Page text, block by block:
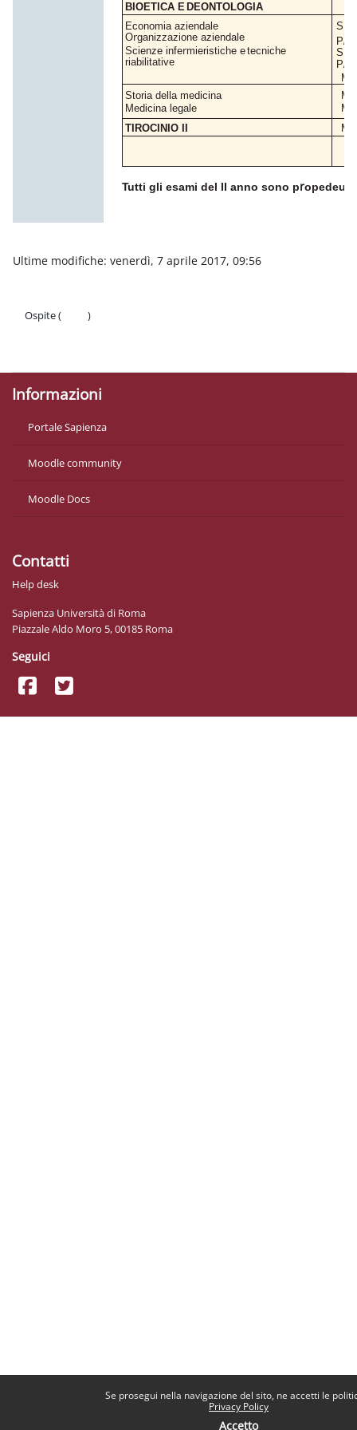
Se prosegui nella navigazione del sito, ne accetti le
Privacy Policy
Accetto
BIOETICA E DEONTOLOGIA
Economiaaziendale
Organizzazione aziendale
Scienze infermieristicheetecniche
riabilitative
P/07
P/10
Storia dellamedicina
Medicinalegale
TIROCINIO
Tutti gli esami del II anno sono pr
Ultime modifiche: venerdì, 7 aprile 2017, 09:56
Ospite (
)
Informazioni
Portale Sapienza
Moodle community
Moodle Docs
Contatti
Help desk
Sapienza Università di Roma
Piazzale Aldo Moro 5, 00185 Roma
Seguici